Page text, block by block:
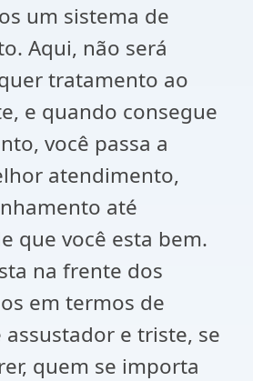
um sistema de
Aqui, não será
tratamento ao
e quando consegue
você passa a
atendimento,
até
que você esta bem.
na frente dos
em termos de
assustador e triste, se
quem se importa